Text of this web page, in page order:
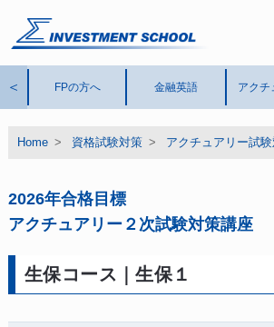
＜ FPの方へ 金融英語 アクチ
Home> 資格試験対策> アクチュアリー試
2026年合格目標
アクチュアリー２次試験対策講座
生保コース｜生保１